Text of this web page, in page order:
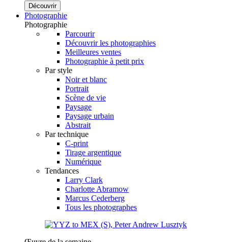
Découvrir
Photographie
Photographie
Parcourir
Découvrir les photographies
Meilleures ventes
Photographie à petit prix
Par style
Noir et blanc
Portrait
Scène de vie
Paysage
Paysage urbain
Abstrait
Par technique
C-print
Tirage argentique
Numérique
Tendances
Larry Clark
Charlotte Abramow
Marcus Cederberg
Tous les photographes